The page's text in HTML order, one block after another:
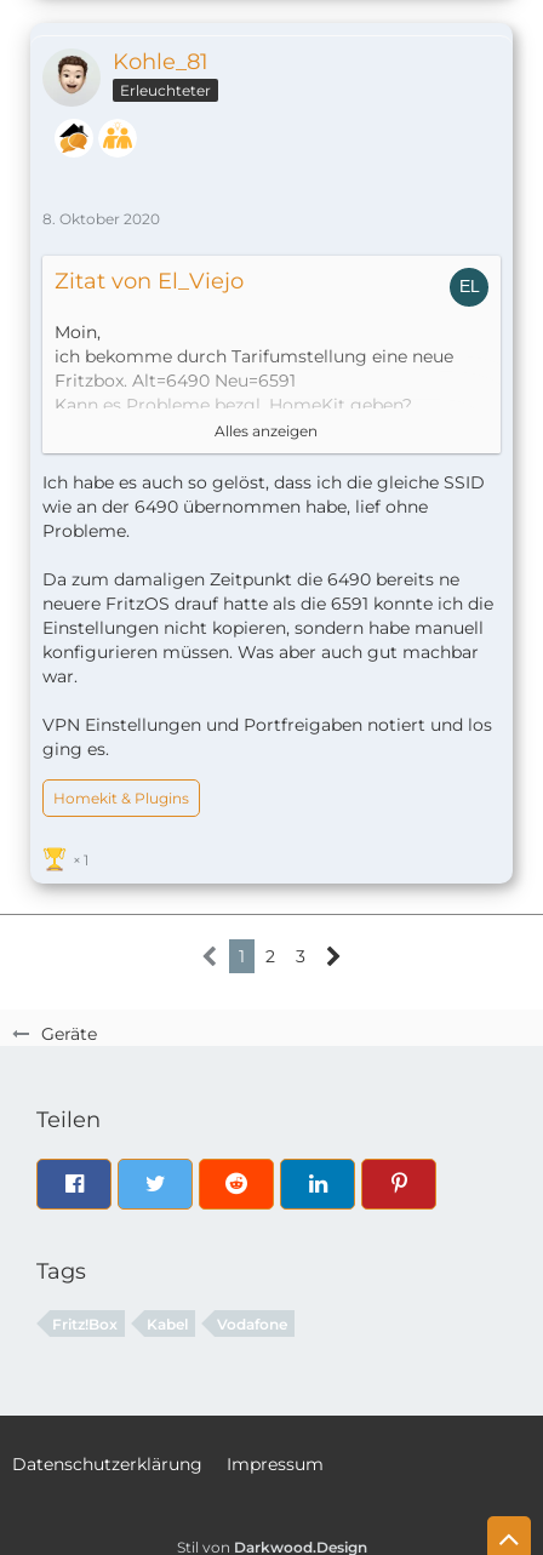
Geräte
Kohle_81
Erleuchteter
8. Oktober 2020
Zitat von El_Viejo
Moin,
ich bekomme durch Tarifumstellung eine neue
Fritzbox. Alt=6490 Neu=6591
Kann es Probleme bezgl. HomeKit geben?
Ich hoffe die Sicherung der 6490 in die 6591
einspielen zu können, falls nicht sollte es doch
genügen den 2 WLAN Netzen die gleiche SSID zu
geben, richtig?
Alles anzeigen
Ich habe es auch so gelöst, dass ich die gleiche SSID
wie an der 6490 übernommen habe, lief ohne
Probleme.
Da zum damaligen Zeitpunkt die 6490 bereits ne
neuere FritzOS drauf hatte als die 6591 konnte ich die
Einstellungen nicht kopieren, sondern habe manuell
konfigurieren müssen. Was aber auch gut machbar
war.
VPN Einstellungen und Portfreigaben notiert und los
ging es.
Homekit & Plugins
1
1 2 3
Teilen
Tags
Fritz!Box Kabel Vodafone
Datenschutzerklärung Impressum
Stil von Darkwood.Design